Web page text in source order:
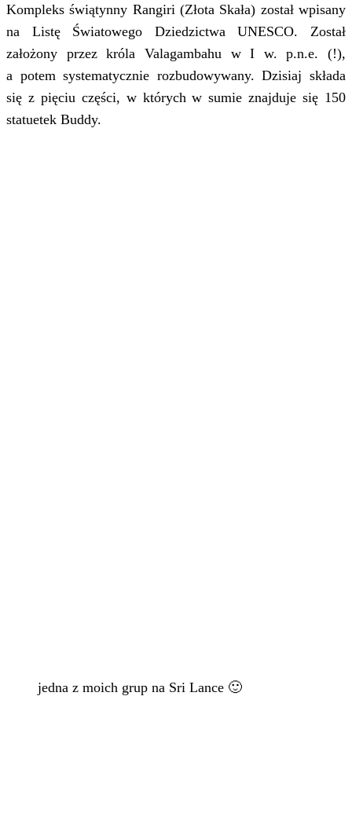
Kompleks świątynny Rangiri (Złota Skała) został wpisany
na Listę Światowego Dziedzictwa UNESCO. Został
założony przez króla Valagambahu w I w. p.n.e. (!),
a potem systematycznie rozbudowywany. Dzisiaj składa
się z pięciu części, w których w sumie znajduje się 150
statuetek Buddy.
jedna z moich grup na Sri Lance 🙂